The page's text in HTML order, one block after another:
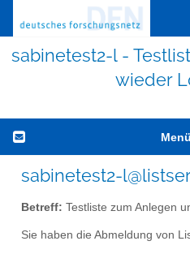
sabinetest2-l -
wieder
sabinetest2-
Betreff: Testliste zum Anlegen
Sie haben die Abmeldung von